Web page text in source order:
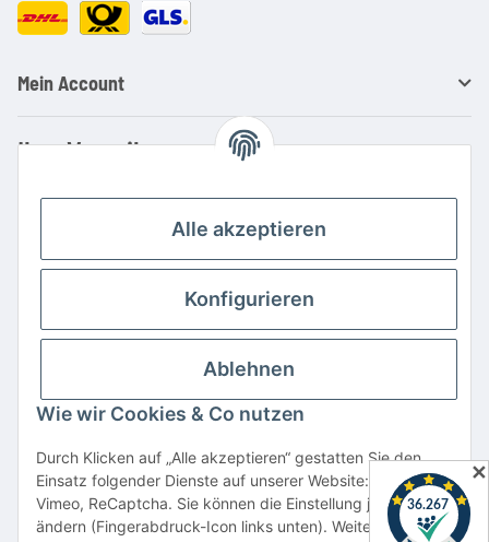
Mein Account
Ihre Vorteile
Kauf auf Rechnung
Große Auswahl an Netzteilen und Ladegeräten
Schnelle Lieferung
Hohe Lagerverfügbarkeit
Vertrag widerrufen
* Alle Preise inkl. gesetzlicher USt., zzgl.Versand
Alle verwendeten Markennamen u. Bezeichnungen sind eingetragene Warenzeichen
Alle akzeptieren
Konfigurieren
Ablehnen
Wie wir Cookies & Co nutzen
Durch Klicken auf „Alle akzeptieren“ gestatten Sie den
Einsatz folgender Dienste auf unserer Website: YouTube,
Vimeo, ReCaptcha. Sie können die Einstellung jederzeit
ändern (Fingerabdruck-Icon links unten). Weitere Details
✕